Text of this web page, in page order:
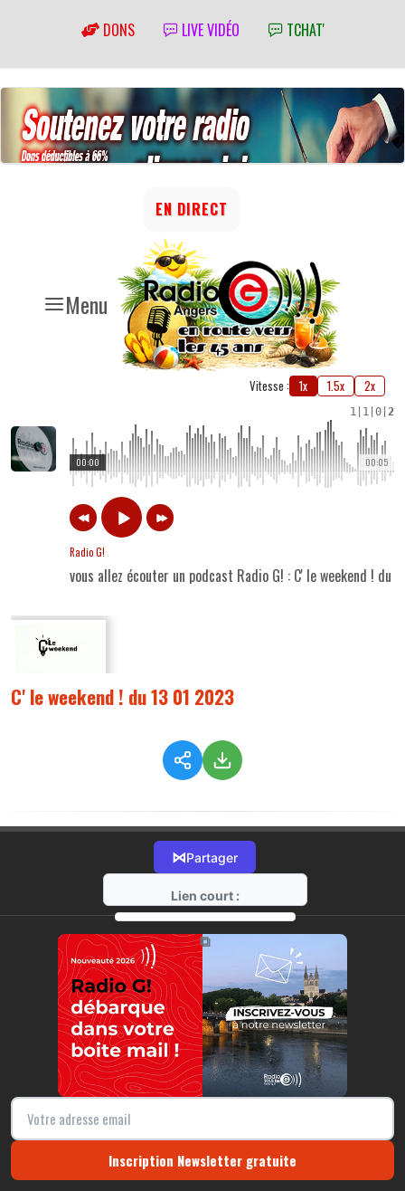
DONS LIVE VIDÉO TCHAT'
Menu
EN DIRECT
Vitesse : 1x 1.5x 2x
1 1 0 2
00:05
00:00
Radio G!
vous allez écouter un podcast Radio G! : C' le weekend ! du
C' le weekend ! du 13 01 2023
⋈Partager
Lien court :
https://radio-g.fr?10469
⧉
Inscription Newsletter gratuite